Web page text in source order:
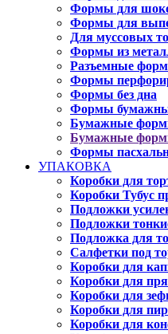
Формы для
Формы для
Для муссовых
Формы из
Разъемные
Формы
Формы без дна
Формы
Бумажные
Бумажные
Формы
УПАКОВКА
Коробки для
Коробки Тубус
Подложки
Подложки
Подложка для
Салфетки под
Коробки для
Коробки для
Коробки для
Коробки для
Коробки для